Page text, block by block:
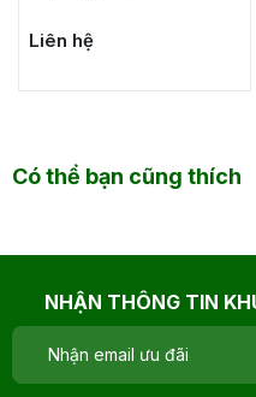
Liên hệ
Có thể bạn cũng thích
NHẬN THÔNG TIN